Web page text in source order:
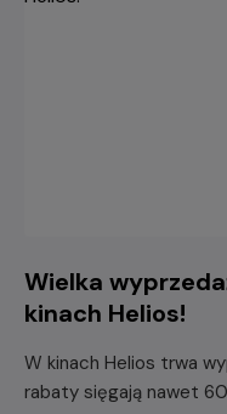
Wielka
kinach Helios!
W kinach Helios trwa
rabaty sięgają nawet